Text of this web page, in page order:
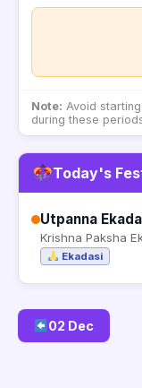
Note: Avoid
during these
Today's
Utpanna
Krishna Paksha
Ekadasi
02 Dec